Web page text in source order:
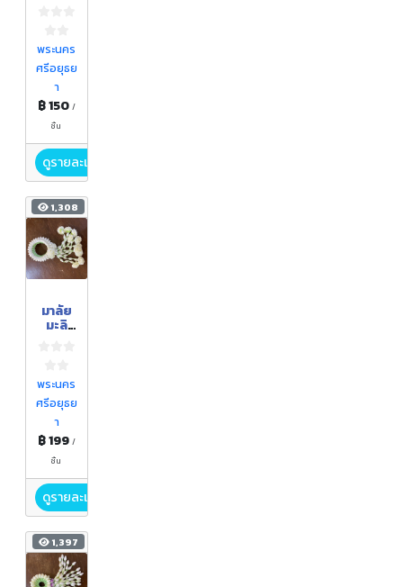
พระนคร
ศรีอยุธย
า
฿ 150 /
ชิ้น
ดูรายละเอียด
1,308
มาลัย
มะลิ
มะลิ)
พระนคร
ศรีอยุธย
า
฿ 199 /
ชิ้น
ดูรายละเอียด
1,397